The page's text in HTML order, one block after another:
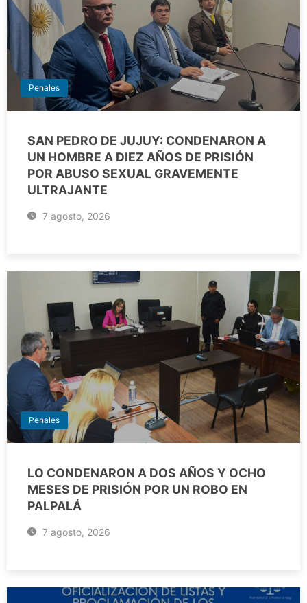
Penales
SAN PEDRO DE JUJUY: CONDENARON A
UN HOMBRE A DIEZ AÑOS DE PRISIÓN
POR ABUSO SEXUAL GRAVEMENTE
ULTRAJANTE
7 agosto, 2026
Penales
LO CONDENARON A DOS AÑOS Y OCHO
MESES DE PRISIÓN POR UN ROBO EN
PALPALÁ
7 agosto, 2026